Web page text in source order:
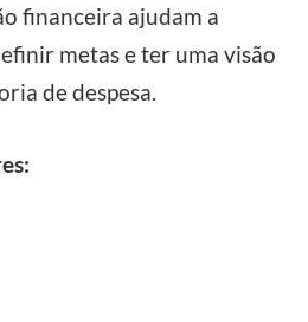
financeira ajudam a
metas e ter uma visão
de despesa.